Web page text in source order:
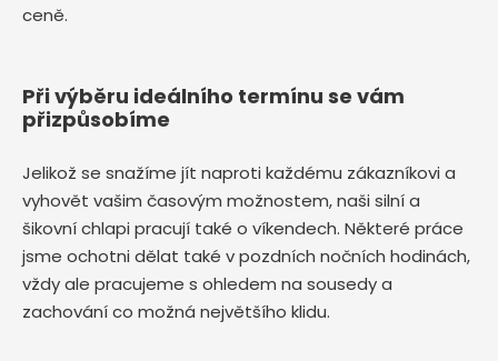
ceně.
Při výběru ideálního termínu se vám
přizpůsobíme
Jelikož se snažíme jít naproti každému zákazníkovi a
vyhovět vašim časovým možnostem, naši silní a
šikovní chlapi pracují také o víkendech. Některé práce
jsme ochotni dělat také v pozdních nočních hodinách,
vždy ale pracujeme s ohledem na sousedy a
zachování co možná největšího klidu.